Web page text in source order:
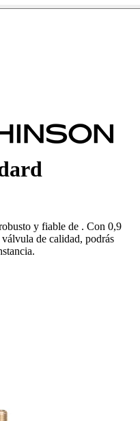
y fiable de . Con 0,9
de calidad, podrás